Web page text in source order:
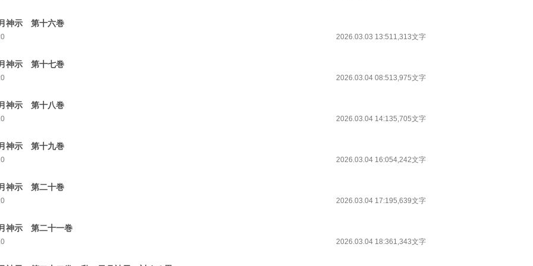
神示 第十六巻
2026.03.03 13:511,313文字
神示 第十七巻
2026.03.04 08:513,975文字
神示 第十八巻
2026.03.04 14:135,705文字
神示 第十九巻
2026.03.04 16:054,242文字
神示 第二十巻
2026.03.04 17:195,639文字
神示 第二十一巻
2026.03.04 18:361,343文字